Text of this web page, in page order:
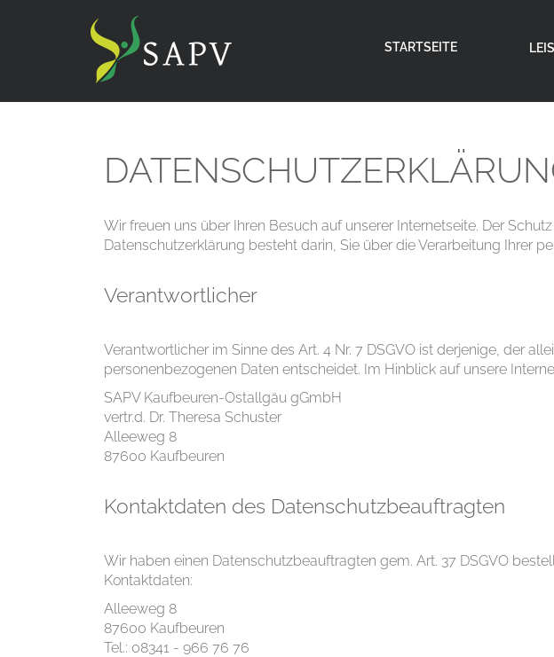
STARTSEITE
Wir freuen uns über Ihren Besuch auf unserer Internetseite. Der
Datenschutzerklärung besteht darin, Sie über die Verarbeitung Ihrer
Verantwortlicher
Verantwortlicher im Sinne des Art. 4 Nr. 7 DSGVO ist derjenige, der
personenbezogenen Daten entscheidet. Im Hinblick auf unsere
SAPV Kaufbeuren-Ostallgäu gGmbH
vertr.d. Dr. Theresa Schuster
Alleeweg 8
87600 Kaufbeuren
Kontaktdaten des Datenschutzbeauftragten
Wir haben einen Datenschutzbeauftragten gem. Art. 37 DSGVO
Kontaktdaten:
Alleeweg 8
87600 Kaufbeuren
Tel.: 08341 - 966 76 76